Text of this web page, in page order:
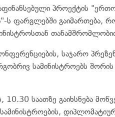
პროექტის
ს ფარგლებში
საჯარო
სამინისტროებს
10.30 საათზე გაიხსნება